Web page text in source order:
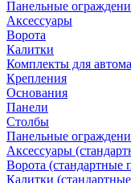
Панельные
Аксессуары
Ворота
Калитки
Комплекты для
Крепления
Основания
Панели
Столбы
Панельные
Аксессуары
Ворота (стандартные
Калитки